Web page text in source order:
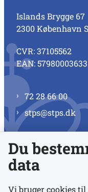
Islands Brygge 67
2300 København S
CVR: 37105562
EAN:
72 28 66 00
stps@stps.dk
Se alle
Du
data
Vi bruger cookies